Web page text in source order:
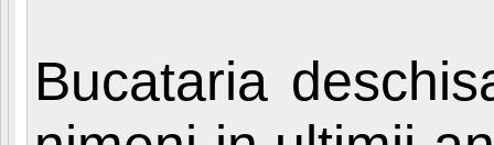
Bucataria